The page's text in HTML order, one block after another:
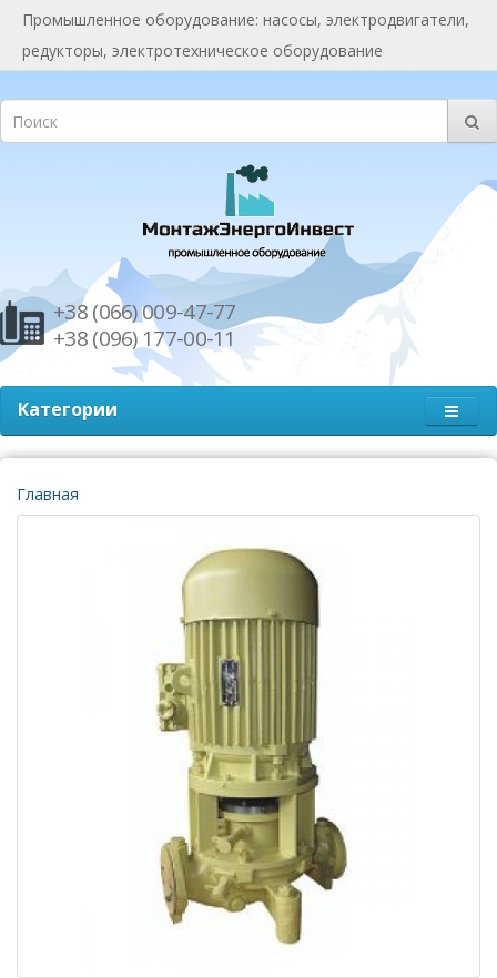
Промышленное оборудование: насосы, электродвигатели,
редукторы, электротехническое оборудование
+38 (066) 009-47-77
+38 (096) 177-00-11
Категории
Главная